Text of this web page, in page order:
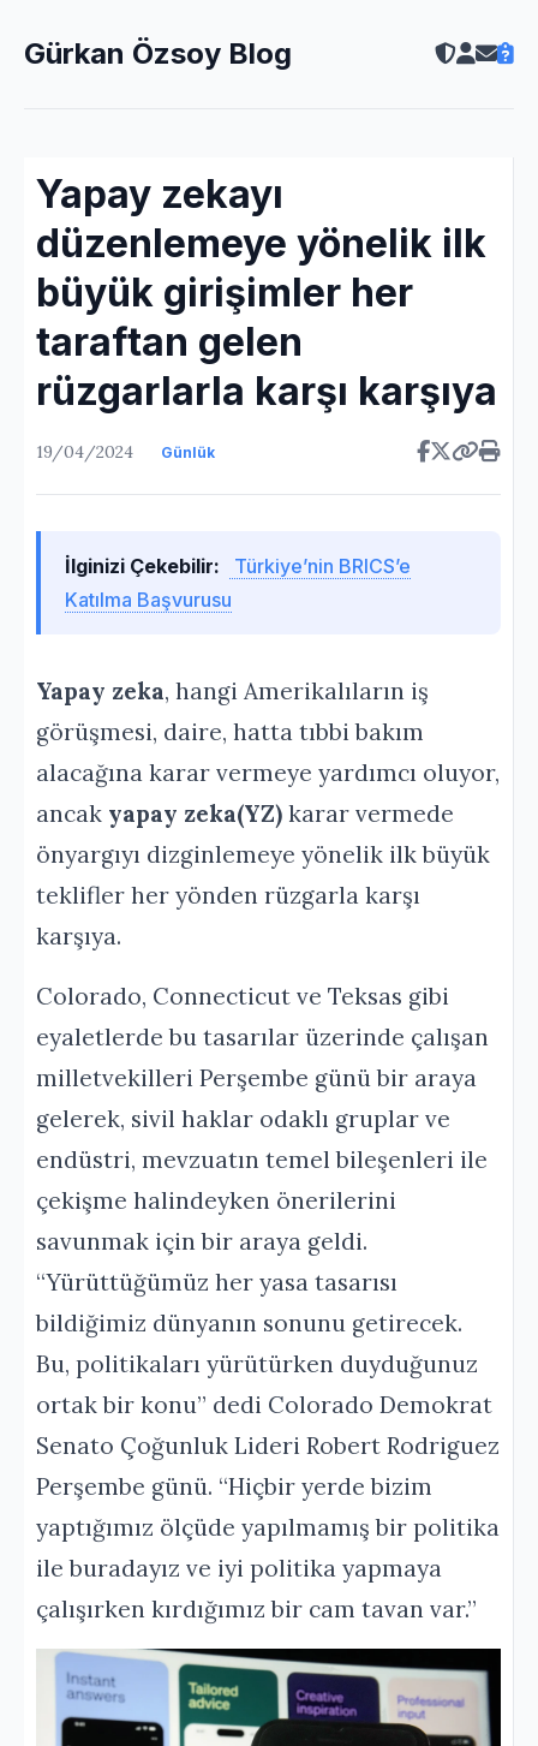
Gürkan Özsoy Blog
Yapay zekayı
düzenlemeye yönelik ilk
büyük girişimler her
taraftan gelen
rüzgarlarla karşı karşıya
19/04/2024 Günlük
İlginizi Çekebilir:
Türkiye’nin BRICS’e
Katılma Başvurusu
Yapay zeka, hangi Amerikalıların iş
görüşmesi, daire, hatta tıbbi bakım
alacağına karar vermeye yardımcı oluyor,
ancak yapay zeka(YZ) karar vermede
önyargıyı dizginlemeye yönelik ilk büyük
teklifler her yönden rüzgarla karşı
karşıya.
Colorado, Connecticut ve Teksas gibi
eyaletlerde bu tasarılar üzerinde çalışan
milletvekilleri Perşembe günü bir araya
gelerek, sivil haklar odaklı gruplar ve
endüstri, mevzuatın temel bileşenleri ile
çekişme halindeyken önerilerini
savunmak için bir araya geldi.
“Yürüttüğümüz her yasa tasarısı
bildiğimiz dünyanın sonunu getirecek.
Bu, politikaları yürütürken duyduğunuz
ortak bir konu” dedi Colorado Demokrat
Senato Çoğunluk Lideri Robert Rodriguez
Perşembe günü. “Hiçbir yerde bizim
yaptığımız ölçüde yapılmamış bir politika
ile buradayız ve iyi politika yapmaya
çalışırken kırdığımız bir cam tavan var.”